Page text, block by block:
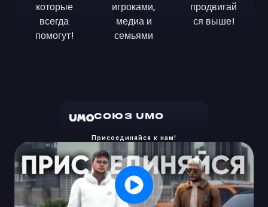
которые
всегда
помогут!
игроками,
медиа и
семьями
продвигай
ся выше!
СОЮЗ UMO
Присоединяйся к нам!